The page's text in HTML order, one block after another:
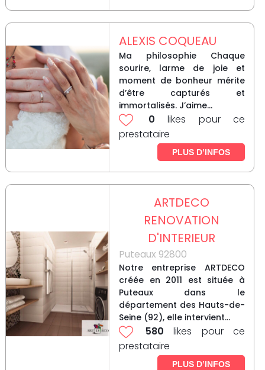
ALEXIS COQUEAU
Ma philosophie Chaque
sourire, larme de joie et
moment de bonheur mérite
d’être capturés et
immortalisés. J’aime...
0 likes pour ce
prestataire
PLUS D’INFOS
ARTDECO
RENOVATION
D'INTERIEUR
Puteaux 92800
Notre entreprise ARTDECO
créée en 2011 est située à
Puteaux dans le
département des Hauts-de-
Seine (92), elle intervient...
580 likes pour ce
prestataire
PLUS D’INFOS